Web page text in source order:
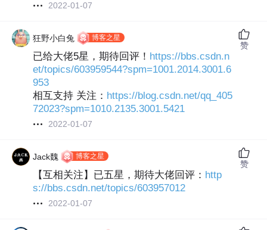
2022-01-07
狂野小白兔 博客之星
已给大佬5星，期待回评！ https://bbs.csdn.n
et/topics/603959544?spm=1001.2014.3001.6
953
相互支持 关注： https://blog.csdn.net/qq_405
72023?spm=1010.2135.3001.5421
2022-01-07
赞
Jack魏 博客之星
【互相关注】已五星，期待大佬回评： http
s://bbs.csdn.net/topics/603957012
2022-01-07
赞